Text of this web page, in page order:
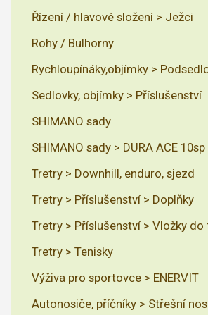
Řízení / hlavové složení > Ježci
Rohy / Bulhorny
Rychloupínáky,objímky >
Sedlovky, objímky > Příslušenství
SHIMANO sady
SHIMANO sady > DURA ACE
Tretry > Downhill, enduro, sjezd
Tretry > Příslušenství > Doplňky
Tretry > Příslušenství > Vložky
Tretry > Tenisky
Výživa pro sportovce > ENERVIT
Autonosiče, příčníky > Střešní